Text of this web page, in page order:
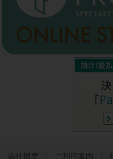
会社概要 ご利用案内